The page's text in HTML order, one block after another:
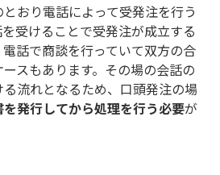
おり電話によって受発注を行う
受けることで受発注が成立する
話で商談を行っていて双方の合
スもあります。その場の会話の
流れとなるため、口頭発注の場
発行してから処理を行う必要が